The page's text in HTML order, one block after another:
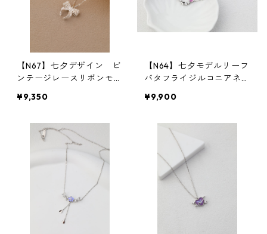
【N67】七夕デザイン ビ
ンテージレースリボンモチ
¥9,350
【N64】七夕モデルリーフ
バタフライジルコニアネッ
¥9,900